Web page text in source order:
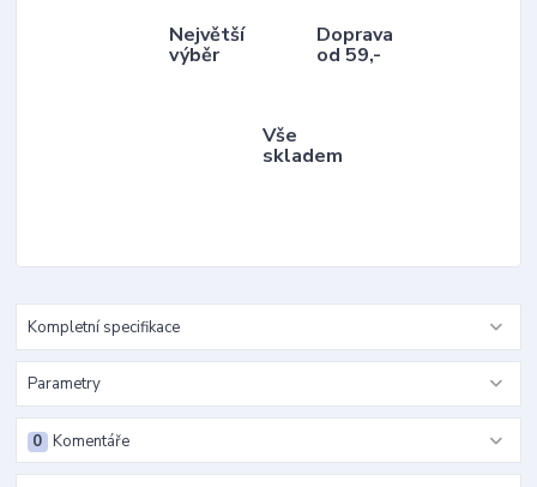
Největší
výběr
Doprava
od 59,-
Vše
skladem
Kompletní specifikace
Parametry
Komentáře
0